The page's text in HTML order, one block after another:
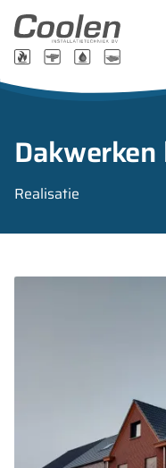
Realisatie